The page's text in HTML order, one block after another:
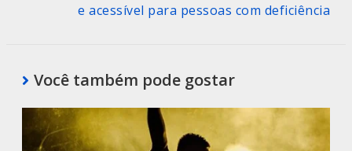
e acessível para pessoas com deficiência
Você também pode gostar